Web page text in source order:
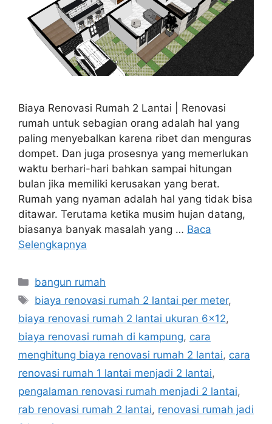
Biaya Renovasi Rumah 2 Lantai | Renovasi
rumah untuk sebagian orang adalah hal yang
paling menyebalkan karena ribet dan menguras
dompet. Dan juga prosesnya yang memerlukan
waktu berhari-hari bahkan sampai hitungan
bulan jika memiliki kerusakan yang berat.
Rumah yang nyaman adalah hal yang tidak bisa
ditawar. Terutama ketika musim hujan datang,
biasanya banyak masalah yang … Baca
Selengkapnya
Kategori
bangun rumah
Tag
biaya renovasi rumah 2 lantai per meter,
biaya renovasi rumah 2 lantai ukuran 6x12,
biaya renovasi rumah di kampung, cara
menghitung biaya renovasi rumah 2 lantai, cara
renovasi rumah 1 lantai menjadi 2 lantai,
pengalaman renovasi rumah menjadi 2 lantai,
rab renovasi rumah 2 lantai, renovasi rumah jadi